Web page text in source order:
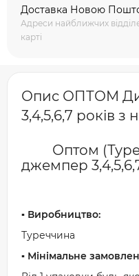
Доставка Новою
Адреси найближчих
карті
Опис ОПТОМ
3,4,5,6,7 років з
Оптом
джемпер
▪️ Виробництво:
Туреччина
▪️ Мінімальне